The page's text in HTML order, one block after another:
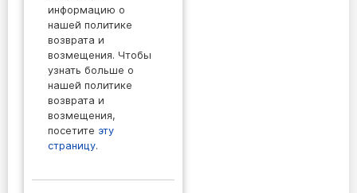
информацию о
нашей политике
возврата и
возмещения. Чтобы
узнать больше о
нашей политике
возврата и
возмещения,
посетите эту
страницу.